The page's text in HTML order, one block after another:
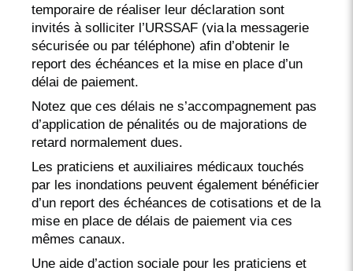
temporaire de réaliser leur déclaration sont
invités à solliciter l’URSSAF (via la messagerie
sécurisée ou par téléphone) afin d’obtenir le
report des échéances et la mise en place d’un
délai de paiement.
Notez que ces délais ne s’accompagnement pas
d’application de pénalités ou de majorations de
retard normalement dues.
Les praticiens et auxiliaires médicaux touchés
par les inondations peuvent également bénéficier
d’un report des échéances de cotisations et de la
mise en place de délais de paiement via ces
mêmes canaux.
Une aide d’action sociale pour les praticiens et